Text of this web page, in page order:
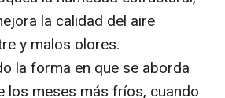
la calidad del aire
y malos olores.
la forma en que se aborda
los meses más fríos, cuando